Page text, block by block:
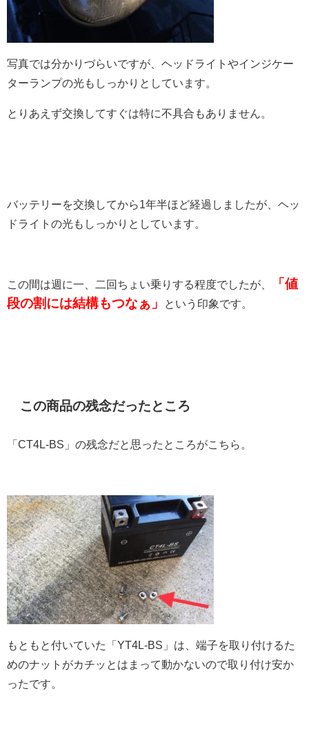
写真では分かりづらいですが、ヘッドライトやインジケー
ターランプの光もしっかりとしています。
とりあえず交換してすぐは特に不具合もありません。
バッテリーを交換してから1年半ほど経過しましたが、ヘッ
ドライトの光もしっかりとしています。
この間は週に一、二回ちょい乗りする程度でしたが、
「値
段の割には結構もつなぁ」
という印象です。
この商品の残念だったところ
「CT4L-BS」の残念だと思ったところがこちら。
もともと付いていた「YT4L-BS」は、端子を取り付けるた
めのナットがカチッとはまって動かないので取り付け安か
ったです。